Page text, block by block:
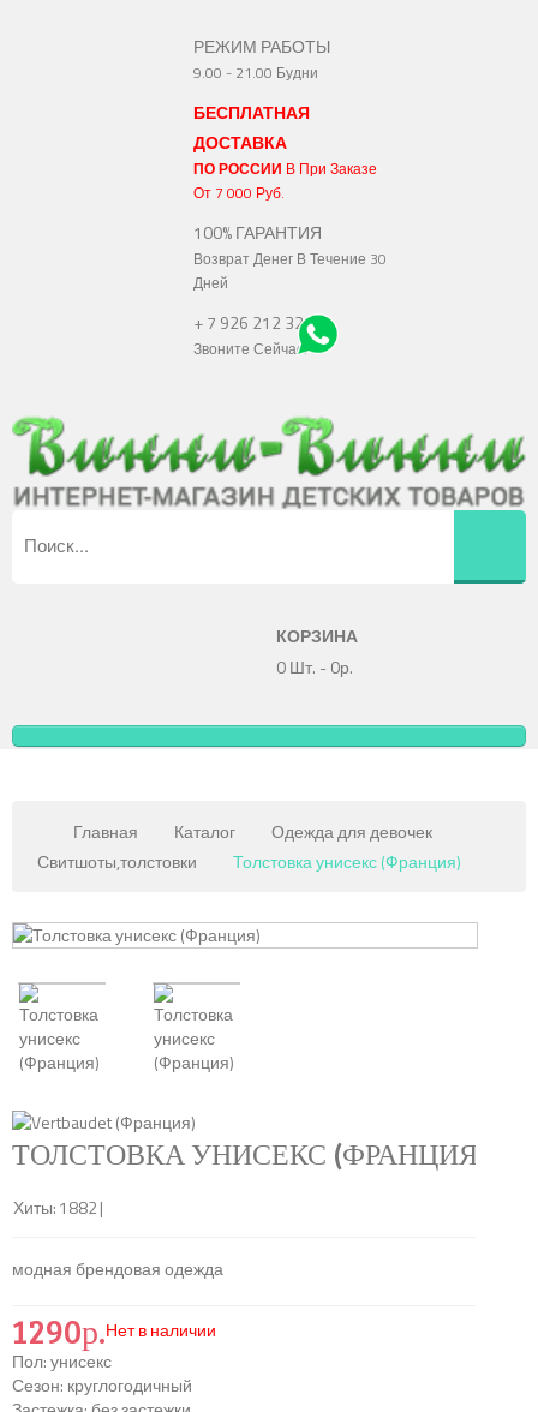
РЕЖИМ РАБОТЫ
9.00 - 21.00 Будни
БЕСПЛАТНАЯ
ДОСТАВКА
ПО РОССИИ В При Заказе
От 7 000 Руб.
100% ГАРАНТИЯ
Возврат Денег В Течение 30
Дней
+ 7 926 212 3217
Звоните Сейчас!
КОРЗИНА
0 Шт. - 0р.
Главная Каталог
Одежда для девочек
Свитшоты,толстовки
Толстовка унисекс (Франция)
ТОЛСТОВКА УНИСЕКС (ФРАНЦИЯ)
Хиты:1882|
модная брендовая одежда
1290р.
Пол:унисекс
Сезон: круглогодичный
Нет в наличии